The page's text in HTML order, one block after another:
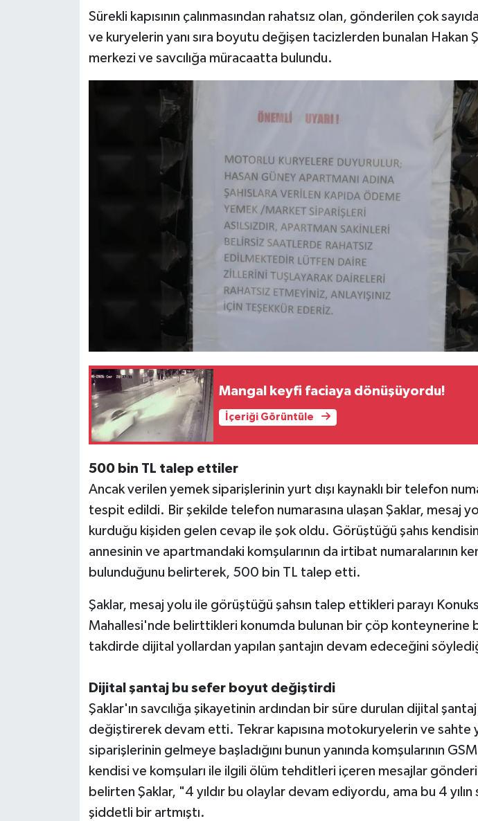
Sürekli kapısının çalınmasından rahatsız olan, gönderilen çok
ve kuryelerin yanı sıra boyutu değişen tacizlerden bunalan Hakan
merkezi ve savcılığa müracaatta bulundu.
Mangal keyfi faciaya dönüşüyordu!
İçeriği Görüntüle
500 bin TL talep ettiler
Ancak verilen yemek siparişlerinin yurt dışı kaynaklı bir telefon
tespit edildi. Bir şekilde telefon numarasına ulaşan Şaklar, mesaj
kurduğu kişiden gelen cevap ile şok oldu. Görüştüğü şahıs
annesinin ve apartmandaki komşularının da irtibat numaralarının
bulunduğunu belirterek, 500 bin TL talep etti.
Şaklar, mesaj yolu ile görüştüğü şahsın talep ettikleri parayı
Mahallesi'nde belirttikleri konumda bulunan bir çöp konteynerine
takdirde dijital yollardan yapılan şantajın devam edeceğini
Dijital şantaj bu sefer boyut değiştirdi
Şaklar'ın savcılığa şikayetinin ardından bir süre durulan dijital
değiştirerek devam etti. Tekrar kapısına motokuryelerin ve sahte
siparişlerinin gelmeye başladığını bunun yanında komşularının
kendisi ve komşuları ile ilgili ölüm tehditleri içeren mesajlar
belirten Şaklar, "4 yıldır bu olaylar devam ediyordu, ama bu 4 yılın
şiddetli bir artmıştı.